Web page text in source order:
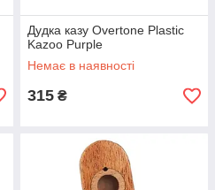
Дудка казу Overtone Plastic
Kazoo Purple
Немає в наявності
315 ₴